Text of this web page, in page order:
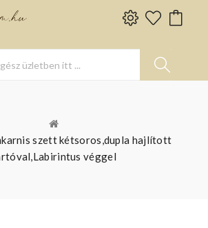
szett kétsoros,dupla hajlított
véggel